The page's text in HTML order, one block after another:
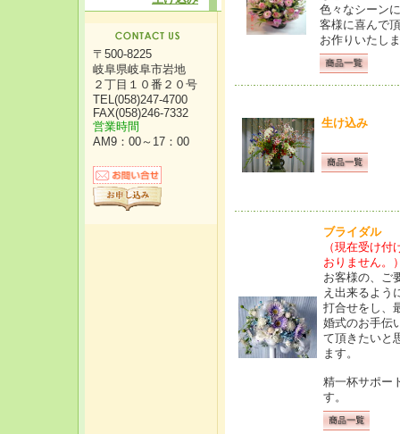
〒500-8225
岐阜県岐阜市岩地
２丁目１０番２０号
TEL(058)247-4700
FAX(058)246-7332
営業時間
AM9：00～17：00
色々なシーン
客様に喜んで
お作りいたし
生け込み
ブライダル
（現在受け付
おりません。
お客様の、ご
え出来るよう
打合せをし、
婚式のお手伝
て頂きたいと
ます。
精一杯サポー
す。